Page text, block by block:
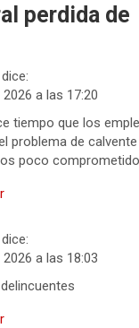
perdida de
dice:
a las 17:20
tiempo que los
problema de
poco
dice:
a las 18:03